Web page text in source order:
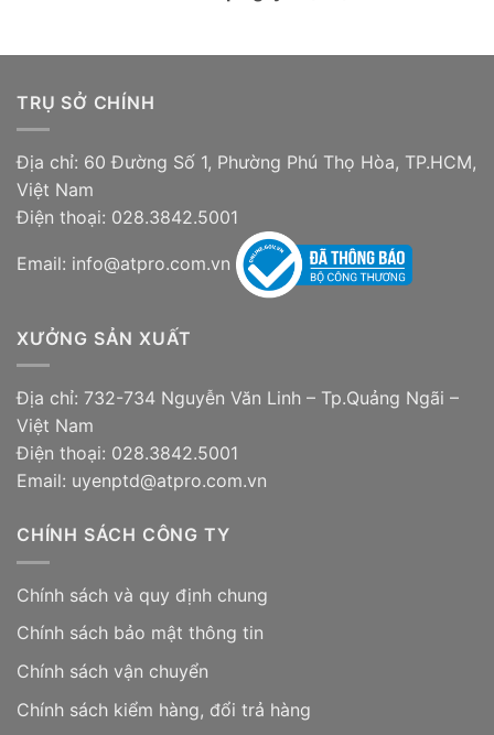
TRỤ SỞ CHÍNH
Địa chỉ: 60 Đường Số 1, Phường Phú Thọ Hòa, TP.HCM,
Việt Nam
Điện thoại: 028.3842.5001
Email: info@atpro.com.vn
XƯỞNG SẢN XUẤT
Địa chỉ: 732-734 Nguyễn Văn Linh – Tp.Quảng Ngãi –
Việt Nam
Điện thoại: 028.3842.5001
Email: uyenptd@atpro.com.vn
CHÍNH SÁCH CÔNG TY
Chính sách và quy định chung
Chính sách bảo mật thông tin
Chính sách vận chuyển
Chính sách kiểm hàng, đổi trả hàng